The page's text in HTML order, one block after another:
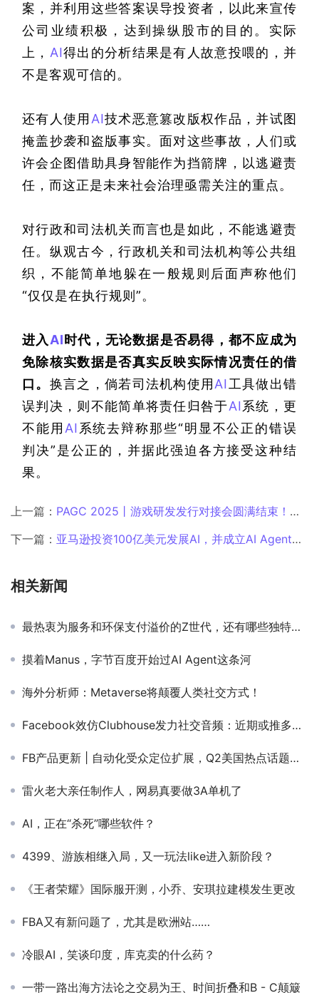
案，并利用这些答案误导投资者，以此来宣传
公司业绩积极，达到操纵股市的目的。实际
上， AI得出的分析结果是有人故意投喂的，并
不是客观可信的。
还有人使用 AI技术恶意篡改版权作品，并试图
掩盖抄袭和盗版事实。面对这些事故，人们或
许会企图借助具身智能作为挡箭牌，以逃避责
任，而这正是未来社会治理亟需关注的重点。
对行政和司法机关而言也是如此，不能逃避责
任。纵观古今，行政机关和司法机构等公共组
织，不能简单地躲在一般规则后面声称他们
“仅仅是在执行规则”。
进入AI时代，无论数据是否易得，都不应成为
免除核实数据是否真实反映实际情况责任的借
口。 换言之，倘若司法机构使用AI工具做出错
误判决，则不能简单将责任归咎于AI系统，更
不能用 AI系统去辩称那些“明显不公正的错误
判决”是公正的，并据此强迫各方接受这种结
果。
上一篇： PAGC 2025丨游戏研发发行对接会圆满结束！实力派项目&一线实操经验，攫获出海新思路！
下一篇： 亚马逊投资100亿美元发展AI，并成立AI Agent团队
相关新闻
最热衷为服务和环保支付溢价的Z世代，还有哪些独特的网购习惯？
摸着Manus，字节百度开始过AI Agent这条河
海外分析师：Metaverse将颠覆人类社交方式！
Facebook效仿Clubhouse发力社交音频：近期或推多款新产品
FB产品更新 | 自动化受众定位扩展，Q2美国热点话题，APP审核重点更新
雷火老大亲任制作人，网易真要做3A单机了
AI，正在“杀死”哪些软件？
4399、游族相继入局，又一玩法like进入新阶段？
《王者荣耀》国际服开测，小乔、安琪拉建模发生更改
FBA又有新问题了，尤其是欧洲站……
冷眼AI，笑谈印度，库克卖的什么药？
一带一路出海方法论之交易为王、时间折叠和B - C颠簸